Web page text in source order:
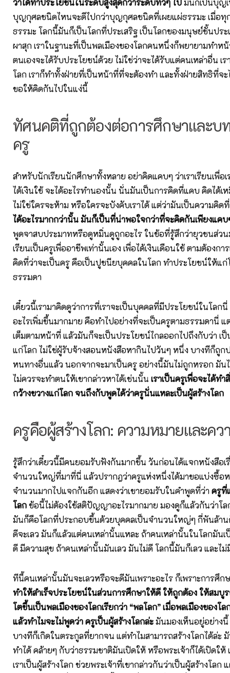
ว่าได้ทำประโยชน์ในระดับสูงสุดกว่าระดับทั่วๆ ไปมันก็เป็นบุญ
บุญกุศลชนิดไหนจะดีไปกว่าบุญกุศลชนิดที่เผยแผ่ธรรมะ เมื่อทุ
ธรรมะ โลกนี้มันก็เป็นโลกที่ประเสริฐ เป็นโลกของมนุษย์ชั้นประ
ผาสุก เราในฐานะที่เป็นพลเมืองของโลกคนหนึ่งก็พยายามทำห
ตนเองจะได้รับประโยชน์ด้วย ไม่ใช่ว่าจะได้รับแต่คนเหล่าอื่น เ
โลก เราก็ทำทั้งฝ่ายที่เป็นหน้าที่ที่จะต้องทำ และทั้งฝ่ายสิทธิที่จ
ขอให้คิดกันไปในแง่นี้
ทัศนคติที่ถูกต้องต่อการศึกษาและบ
ครู
สำหรับนักเรียนนักศึกษาทั้งหลาย อย่าคิดแคบๆ ว่าเราเรียนเพื่อ
ได้เงินใช้ จะได้อะไรทำนองนั้น นั่นมันเป็นการคิดที่แคบ คิดได้เ
ไม่ใช่ใครจะห้าม หรือใครจะบังคับเราได้ แต่ว่ามันเป็นความคิ
ได้อะไรมากกว่านั้น มันก็เป็นที่น่าพอใจกว่าที่จะคิดกันเพียงแคบ
พูดจาสบประมาทหรือดูหมิ่นดูถูกอะไร ในข้อที่รู้สึกว่ายุวชนส่ว
เรียนเป็นครูเพื่ออาชีพเท่านั้นเอง เพื่อได้เงินเดือนใช้ ตามต้องกา
คิดที่ว่าจะเป็นครู คือเป็นปูชนียบุคคลในโลก ทำประโยชน์ให้แก่
ธรรมดา
เดี๋ยวนี้เรามาคิดดูว่าการที่เราจะเป็นบุคคลที่มีประโยชน์ในโลก
อะไรเพิ่มขึ้นมากมาย คือทำไปอย่างที่จะเป็นครูตามธรรมดานี่
เต็มตามหน้าที่ แล้วมันก็จะเป็นประโยชน์ไกลออกไปถึงกับว่า เ
แก่โลก ไม่ใช่ผู้รับจ้างสอนหนังสือหากินไปวันๆ หนึ่ง บางทีก็ถูก
หนทางอื่นแล้ว นอกจากจะมาเป็นครู อย่างนี้มันไม่ถูกหรอก มัน
ไม่ควรจะทำตนให้เขากล่าวหาได้เช่นนั้น เราเป็นครูเพื่อจะได้ท
กว้างขวางแก่โลก จนถึงกับพูดได้ว่าครูนั่นแหละเป็นผู้สร้างโลก
ครูคือผู้สร้างโลก: ความหมายและค
รู้สึกว่าเดี๋ยวนี้มีคนยอมรับฟังกันมากขึ้น วันก่อนได้แจกหนังสือเ
จำนวนใหญ่ที่มาที่นี่ แล้วปรากฎว่าครูแห่งหนึ่งได้มาขอแบ่งซื้อ
จำนวนมากไปแจกกันอีก แสดงว่าเขายอมรับในคำพูดที่ว่าครูที่
โลกข้อนี้ไม่ต้องใช้สติปัญญาอะไรมากมาย มองดูก็แล้วกันว่าโล
มันก็คือโลกที่ประกอบขึ้นด้วยบุคคลเป็นจำนวนใหญ่ๆ กี่พันล้า
ดีจะเลว มันก็แล้วแต่คนเหล่านั้นแหละ ถ้าคนเหล่านั้นในโลกมัน
ดี มีความสุข ถ้าคนเหล่านั้นมันเลว มันไม่ดี โลกนี้มันก็เลว และไ
ทีนี้คนเหล่านั้นมันจะเลวหรือจะดีมันเพราะอะไร ก็เพราะการศึก
ทำให้สำเร็จประโยชน์ในส่วนการศึกษาให้ดี ให้ถูกต้อง ให้สม
โตขึ้นเป็นพลเมืองของโลกเรียกว่า “พลโลก” เมื่อพลเมืองของโ
แล้วทำไมจะไม่พูดว่า ครูเป็นผู้สร้างโลกล่ะมันมองเห็นอยู่อย่างนี้
บางทีก็เกิดในตระกูลที่ยากจน แต่ทำไมสามารถสร้างโลกได้ล่ะ
ทำได้ คล้ายๆ กับว่าธรรมชาติมันเปิดให้ หรือพระเจ้าก็ได้เปิดให้
เราเป็นผู้สร้างโลก ช่วยพระเจ้าที่เขากล่าวกันว่าเป็นผู้สร้างโลก